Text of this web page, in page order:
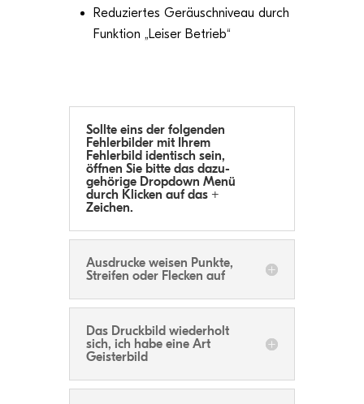
Redu­zier­tes Geräu­sch­ni­veau durch
Funk­tion „Lei­ser Betrieb“
Sollte eins der fol­gen­den
Feh­ler­bil­der mit Ihrem
Feh­ler­bild iden­tisch sein,
öff­nen Sie bitte das dazu­
ge­hö­rige Drop­down Menü
durch Kli­cken auf das +
Zeichen.
Aus­dru­cke wei­sen Punkte,
Strei­fen oder Fle­cken auf
Das Druck­bild wie­der­holt
sich, ich habe eine Art
Geisterbild